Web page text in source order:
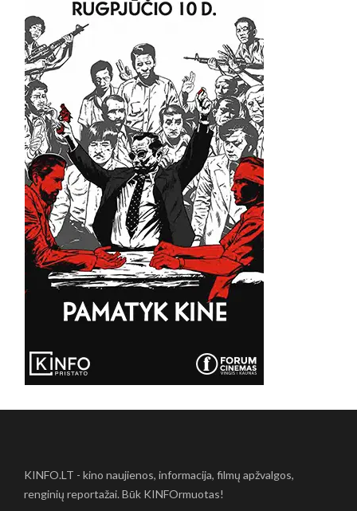
KINFO.LT - kino naujienos, informacija, filmų apžvalgos,
renginių reportažai. Būk KINFOrmuotas!